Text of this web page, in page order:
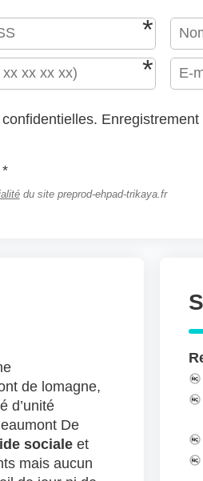
Enregistrement
du site preprod-ehpad-trikaya.fr
de lomagne,
d’unité
De
socialeet
mais aucun